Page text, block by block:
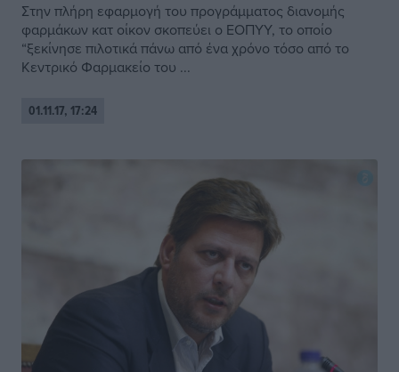
Στην πλήρη εφαρμογή του προγράμματος διανομής
φαρμάκων κατ οίκον σκοπεύει ο ΕΟΠΥΥ, το οποίο
“ξεκίνησε πιλοτικά πάνω από ένα χρόνο τόσο από το
Κεντρικό Φαρμακείο του ...
01.11.17, 17:24